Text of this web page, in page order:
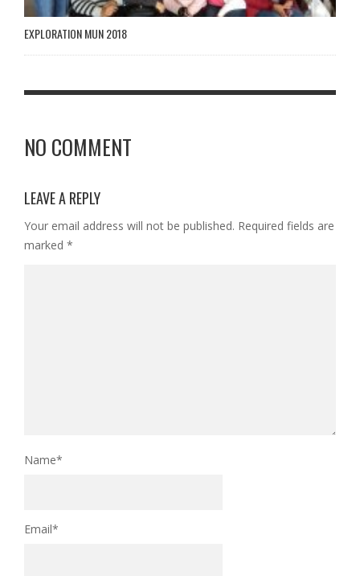
EXPLORATION MUN 2018
NO COMMENT
LEAVE A REPLY
Your email address will not be published. Required fields are
marked *
Name*
Email*